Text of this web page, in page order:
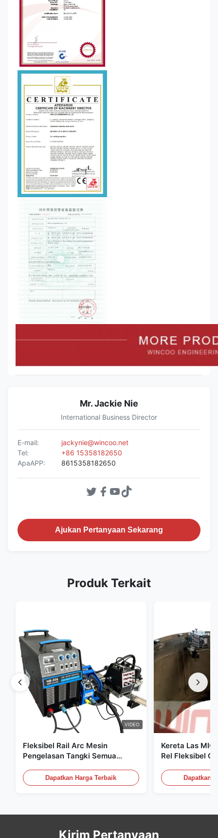
Mr. Jackie Nie
International Business Director
E-mail:
jackynie@wincoo.net
Tel:
+86 15358182650
ApaAPP:
8615358182650
Ajukan Pertanyaan Sekarang
Produk Terkait
VIDEO
Fleksibel Rail Arc Mesin
Pengelasan Tangki Semua
PengelasanDapatkan Harga Terbaik
Kereta Las MIG
Rel Fleksibel
TekananDapatkan
Kirim Pertanyaan